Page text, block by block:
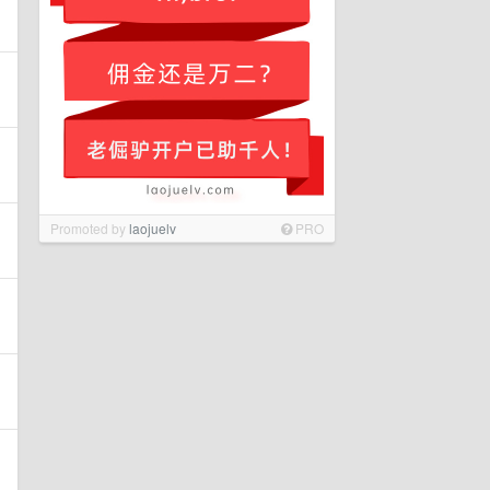
Promoted bylaojuelv PRO